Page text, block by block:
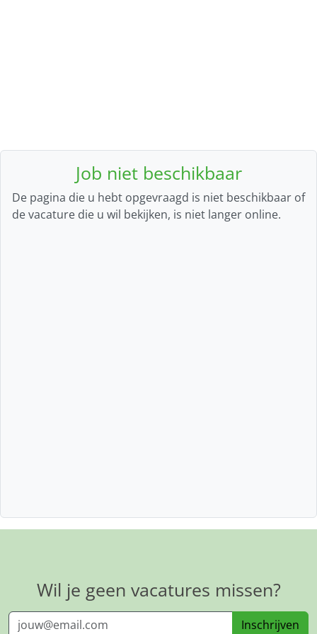
Job niet beschikbaar
De pagina die u hebt opgevraagd is niet beschikbaar of
de vacature die u wil bekijken, is niet langer online.
Wil je geen vacatures missen?
Inschrijven